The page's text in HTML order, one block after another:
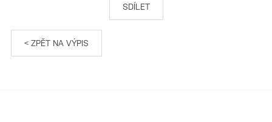
SDÍLET
< ZPĚT NA VÝPIS